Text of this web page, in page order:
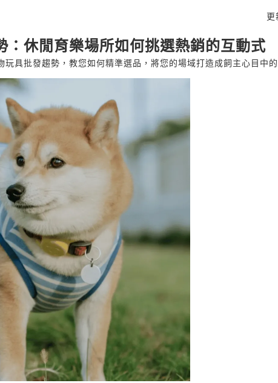
更
：休閒育樂場所如何挑選熱銷的互動式
玩具批發趨勢，教您如何精準選品，將您的場域打造成飼主心目中